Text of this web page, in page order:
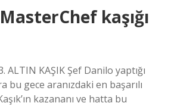
kaşığı
ALTIN ​​KAŞIK Şef Danilo yaptığı
bu gece aranızdaki en başarılı
kazananı ve hatta bu